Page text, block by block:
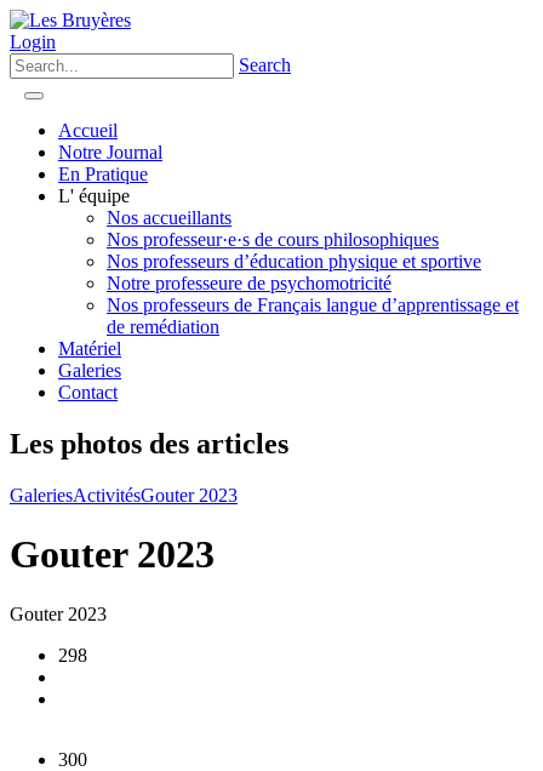
Login
Search
Accueil
Notre Journal
En Pratique
L' équipe
Nos accueillants
Nos professeur·e·s de cours philosophiques
Nos professeurs d’éducation physique et sportive
Notre professeure de psychomotricité
Nos professeurs de Français langue d’apprentissage et
de remédiation
Matériel
Galeries
Contact
Les photos des articles
GaleriesActivitésGouter 2023
Gouter 2023
Gouter 2023
298
300